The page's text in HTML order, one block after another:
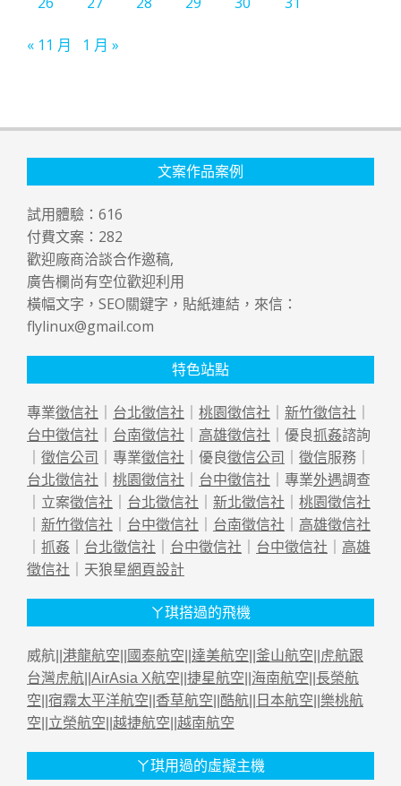
« 11 月 1 月 »
文案作品案例
試用體驗： 616
付費文案： 282
歡迎廠商洽談合作邀稿,
廣告欄尚有空位歡迎利用
橫幅文字，SEO關鍵字，貼紙連結，來信：
flylinux@gmail.com
特色站點
專業徵信社 ｜ 台北徵信社 ｜ 桃園徵信社 ｜ 新竹徵信社 ｜
台中徵信社 ｜ 台南徵信社 ｜ 高雄徵信社 ｜優良抓姦諮詢
｜ 徵信公司 ｜專業徵信社 ｜優良徵信公司 ｜ 徵信服務｜
台北徵信社 ｜ 桃園徵信社 ｜ 台中徵信社 ｜專業外遇調查
｜立案徵信社 ｜ 台北徵信社 ｜ 新北徵信社 ｜ 桃園徵信社
｜ 新竹徵信社 ｜ 台中徵信社 ｜ 台南徵信社 ｜ 高雄徵信社
｜ 抓姦 ｜ 台北徵信社 ｜ 台中徵信社 ｜ 台中徵信社 ｜ 高雄
徵信社 ｜天狼星網頁設計
ㄚ琪搭過的飛機
威航|| 港龍航空 國泰航空 達美航空 釜山航空
虎航跟
台灣虎航 AirAsia X航空 捷星航空 海南航空 長榮航
空 宿霧太平洋航空 香草航空 酷航 日本航空 樂桃航
空 立榮航空 越捷航空 越南航空
ㄚ琪用過的虛擬主機